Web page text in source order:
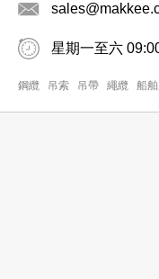
星期一至六
鋼纜 吊索 吊帶 繩纜 船